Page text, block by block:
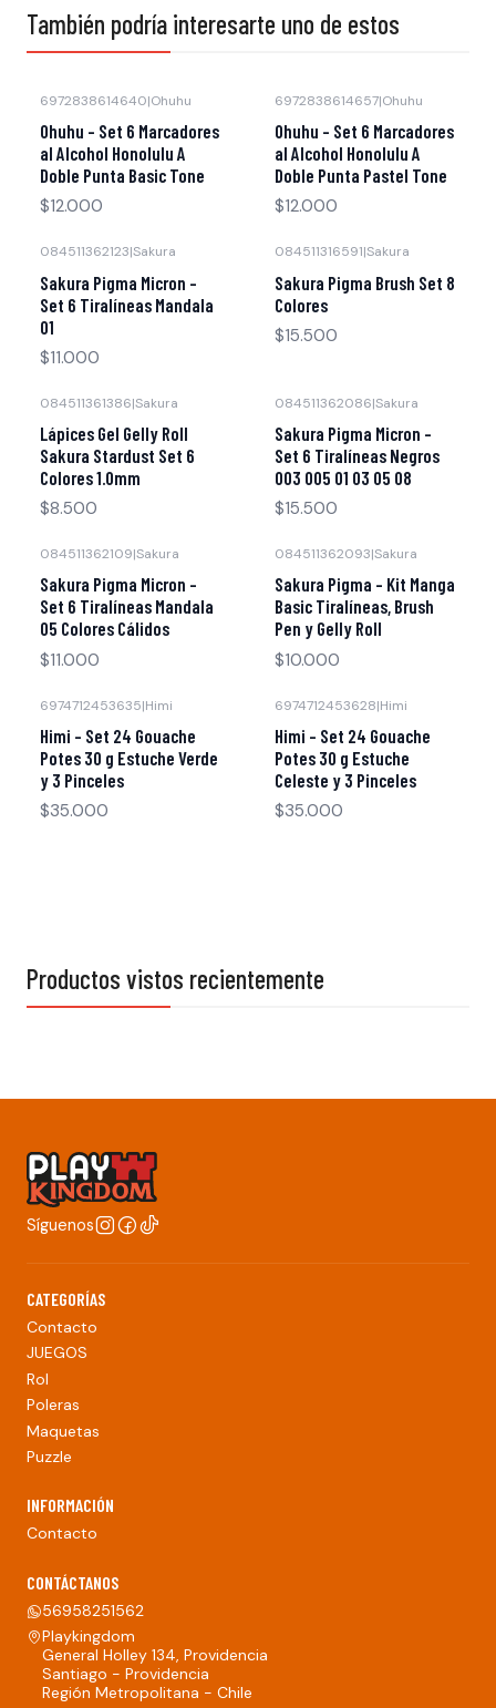
También podría interesarte uno de estos
6972838614640|Ohuhu
Ohuhu - Set 6 Marcadores
al Alcohol Honolulu A
Doble Punta Basic Tone
$12.000
6972838614657|Ohuhu
Ohuhu - Set 6 Marcadores
al Alcohol Honolulu A
Doble Punta Pastel Tone
$12.000
084511362123|Sakura
Sakura Pigma Micron -
Set 6 Tiralíneas Mandala
01
$11.000
084511316591|Sakura
Sakura Pigma Brush Set 8
Colores
$15.500
084511361386|Sakura
Lápices Gel Gelly Roll
Sakura Stardust Set 6
Colores 1.0mm
$8.500
084511362086|Sakura
Sakura Pigma Micron -
Set 6 Tiralíneas Negros
003 005 01 03 05 08
$15.500
084511362109|Sakura
Sakura Pigma Micron -
Set 6 Tiralíneas Mandala
05 Colores Cálidos
$11.000
084511362093|Sakura
Sakura Pigma - Kit Manga
Basic Tiralíneas, Brush
Pen y Gelly Roll
$10.000
6974712453635|Himi
Himi - Set 24 Gouache
Potes 30 g Estuche Verde
y 3 Pinceles
$35.000
6974712453628|Himi
Himi - Set 24 Gouache
Potes 30 g Estuche
Celeste y 3 Pinceles
$35.000
Productos vistos recientemente
Síguenos
CATEGORÍAS
Contacto
JUEGOS
Rol
Poleras
Maquetas
Puzzle
INFORMACIÓN
Contacto
CONTÁCTANOS
56958251562
Playkingdom
General Holley 134, Providencia
Santiago - Providencia
Región Metropolitana - Chile